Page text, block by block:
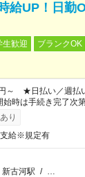
給UP！日勤
生歓迎
ブランクOK
～ ★日払い／週払
時は手続き完了次
り
給※規定有
新古河駅 / …